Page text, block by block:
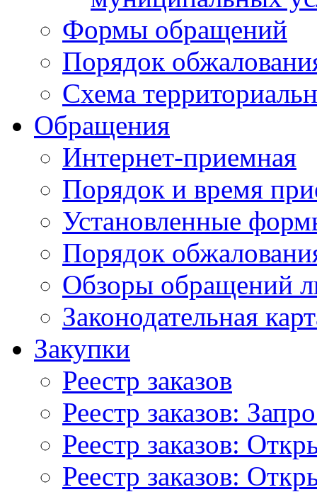
Формы обращений
Порядок
Схема
Обращения
Интернет-приемная
Порядок и время
Установленные
Порядок
Обзоры обращений
Законодательная
Закупки
Реестр заказов
Реестр заказов:
Реестр заказов:
Реестр заказов: